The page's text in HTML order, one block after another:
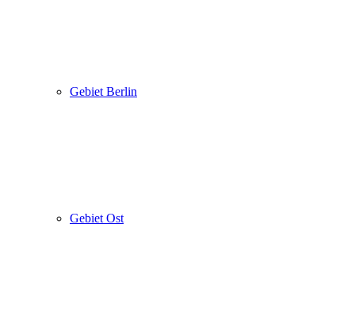
Gebiet Berlin
Gebiet Ost